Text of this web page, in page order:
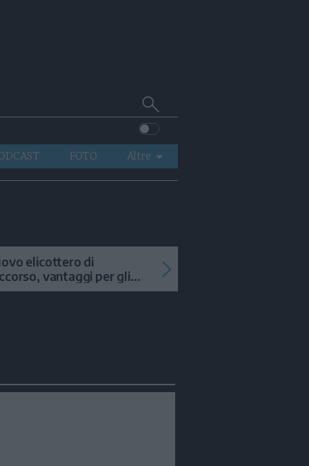
Cerca
su
Trentino
FOTO
Altre
VIDEO
elicottero di
vantaggi per gli
in alta quota